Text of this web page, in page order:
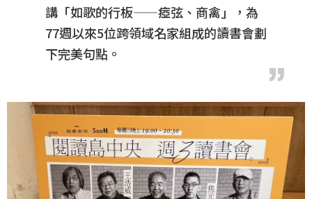
講「如歌的行板——瘂弦、商禽」，為
77週以來5位跨領域名家組成的讀書會劃
下完美句點。